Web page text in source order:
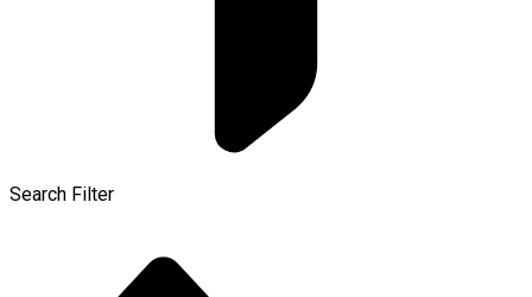
Search Filter